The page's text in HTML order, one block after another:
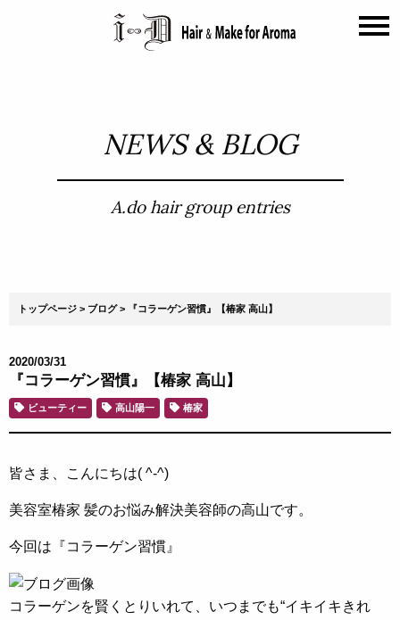
NEWS & BLOG
A.do hair group entries
トップページ ブログ 『コラーゲン習慣』【椿家 高山】
2020/03/31
『コラーゲン習慣』【椿家 高山】
ビューティー 高山陽一 椿家
皆さま、こんにちは( ^-^)
美容室椿家 髪のお悩み解決美容師の高山です。
今回は『コラーゲン習慣』
コラーゲンを賢くとりいれて、いつまでも“イキイキきれ